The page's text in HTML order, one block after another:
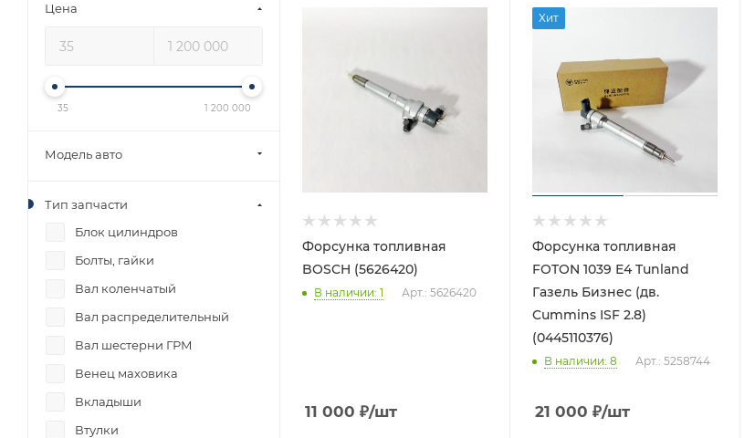
Форсунка топливная
BOSCH (5626420)
В наличии: 1 Арт.: 5626420
11 000 ₽/шт
Хит
Форсунка топливная
FOTON 1039 Е4 Tunland
Газель Бизнес (дв.
Cummins ISF 2.8)
(0445110376)
В наличии: 8 Арт.: 5258744
21 000 ₽/шт
Цена
35 1 200 000
Модель авто
Тип запчасти
Блок цилиндров
Болты, гайки
Вал коленчатый
Вал распределительный
Вал шестерни ГРМ
Венец маховика
Вкладыши
Втулки